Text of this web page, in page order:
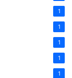
1
1
1
1
1